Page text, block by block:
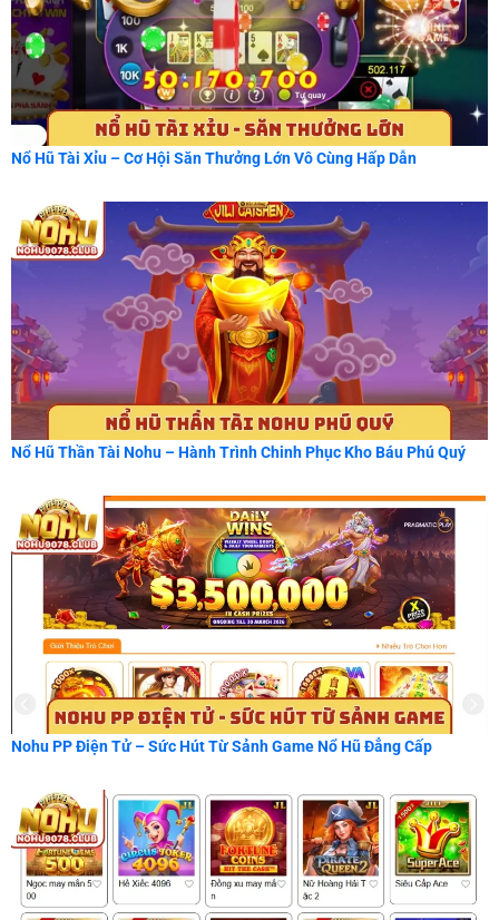
Nổ Hũ Tài Xỉu – Cơ Hội Săn Thưởng Lớn Vô Cùng Hấp Dẫn
Nổ Hũ Thần Tài Nohu – Hành Trình Chinh Phục Kho Báu Phú Quý
Nohu PP Điện Tử – Sức Hút Từ Sảnh Game Nổ Hũ Đẳng Cấp